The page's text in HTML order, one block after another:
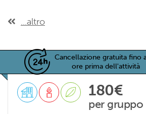
...altro
Cancellazione gratuita fino
ore prima dell'attività
180€
per gruppo